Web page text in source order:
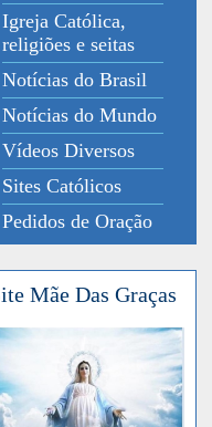
Igreja Católica,
religiões e seitas
Notícias do Brasil
Notícias do Mundo
Vídeos Diversos
Sites Católicos
Pedidos de Oração
Mãe Das Graças